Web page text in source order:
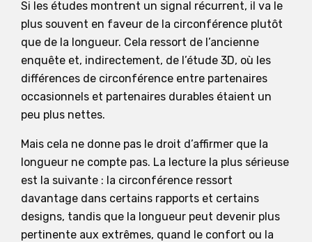
Si les études montrent un signal récurrent, il va le
plus souvent en faveur de la circonférence plutôt
que de la longueur. Cela ressort de l’ancienne
enquête et, indirectement, de l’étude 3D, où les
différences de circonférence entre partenaires
occasionnels et partenaires durables étaient un
peu plus nettes.
Mais cela ne donne pas le droit d’affirmer que la
longueur ne compte pas. La lecture la plus sérieuse
est la suivante : la circonférence ressort
davantage dans certains rapports et certains
designs, tandis que la longueur peut devenir plus
pertinente aux extrêmes, quand le confort ou la